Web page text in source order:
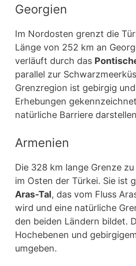
Georgien
Im Nordosten grenzt die
Länge von 252 km an
verläuft durch das
parallel zur
Grenzregion ist gebirgig
Erhebungen
natürliche Barriere
Armenien
Die 328 km lange Grenze
im Osten der Türkei. Sie ist
Aras-Tal, das vom Fluss
wird und eine natürliche
den beiden Ländern bildet.
Hochebenen und
umgeben.